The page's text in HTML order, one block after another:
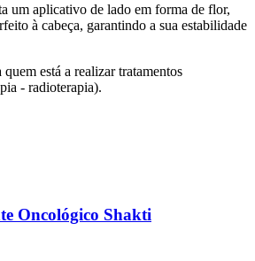
um aplicativo de lado em forma de flor,
à cabeça, garantindo a sua estabilidade
está a realizar tratamentos
- radioterapia).
Oncológico Shakti